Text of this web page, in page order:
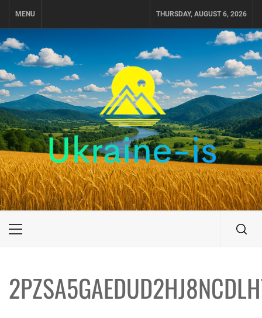
MENU THURSDAY, AUGUST 6, 2026
UKRAINE-IS
ПОДОРОЖI ПО УКРАЇНІ
Primary